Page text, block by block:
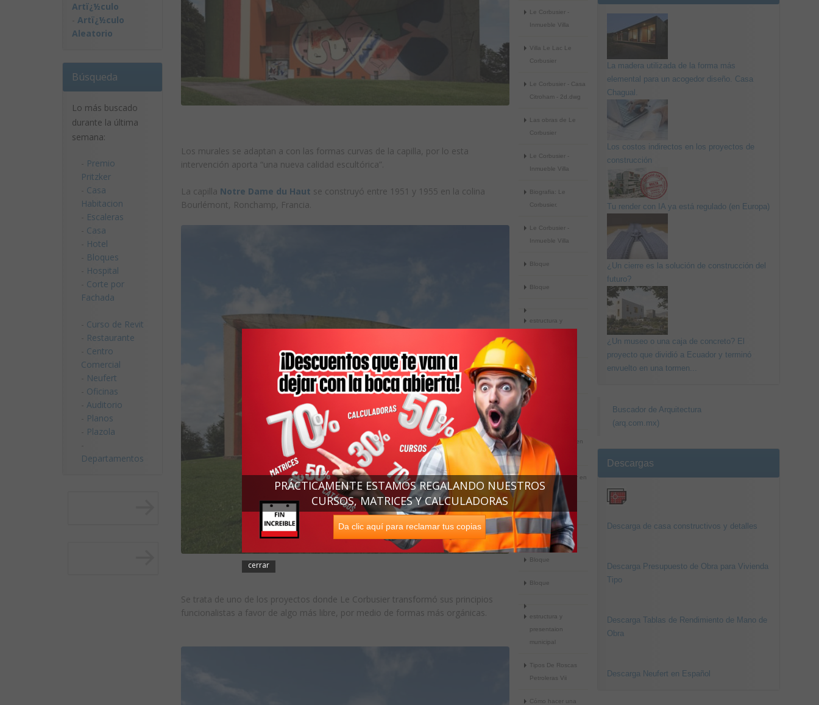
Artï¿½culo
- Artï¿½culo
Aleatorio
Búsqueda
Lo más buscado
durante la última
semana:
- Premio
Pritzker
- Casa
Habitacion
- Escaleras
- Casa
- Hotel
- Bloques
- Hospital
- Corte por
Fachada
- Curso de Revit
- Restaurante
- Centro
Comercial
- Neufert
- Oficinas
- Auditorio
- Planos
- Plazola
-
Departamentos
Los murales se adaptan a con las formas curvas de la capilla, por lo esta
intervención aporta “una nueva calidad escultórica”.
La capilla Notre Dame du Haut se construyó entre 1951 y 1955 en la colina
Bourlémont, Ronchamp, Francia.
Se trata de uno de los proyectos donde Le Corbusier transformó sus principios
funcionalistas a favor de algo más libre, por medio de formas más orgánicas.
Le Corbusier -
Inmueble Villa
Villa Le Lac Le
Corbusier
Le Corbusier - Casa
Citroham - 2d.dwg
Las obras de Le
Corbusier
Le Corbusier -
Inmueble Villa
Biografia: Le
Corbusier.
Le Corbusier -
Inmueble Villa
Bloque
Bloque
estructura y
Tipos De Roscas
Petroleras Vii
bloque de árbol en
planta
arte de proyectar en
arqquitectura
Forma y Espacio
college
Bloque
Bloque
estructura y
presentaion
municipal
Tipos De Roscas
Petroleras Vii
Cómo hacer una
La madera utilizada de la forma más
elemental para un acogedor diseño. Casa
Chagual.
Los costos indirectos en los proyectos de
construcción
Tu render con IA ya está regulado (en Europa)
¿Un cierre es la solución de construcción del
futuro?
¿Un museo o una caja de concreto? El
proyecto que dividió a Ecuador y terminó
envuelto en una tormen...
Buscador de Arquitectura
(arq.com.mx)
Descargas
Descarga de casa constructivos y detalles
Descarga Presupuesto de Obra para Vivienda
Tipo
Descarga Tablas de Rendimiento de Mano de
Obra
Descarga Neufert en Español
cerrar
Da clic aquí para reclamar tus copias
PRÁCTICAMENTE ESTAMOS REGALANDO NUESTROS
CURSOS, MATRICES Y CALCULADORAS